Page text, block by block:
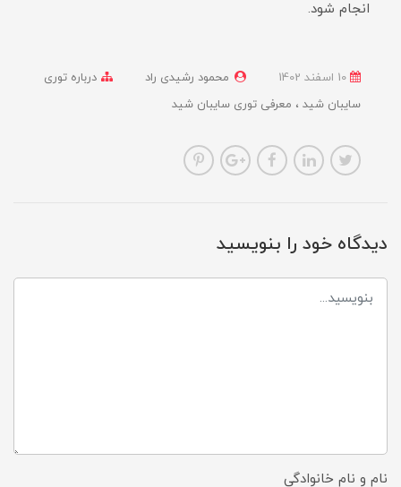
انجام شود.
محمود رشیدی راد
درباره توری
سایبان شید
معرفی توری سایبان شید
دیدگاه خود را بنویسید
نام و نام خانوادگی